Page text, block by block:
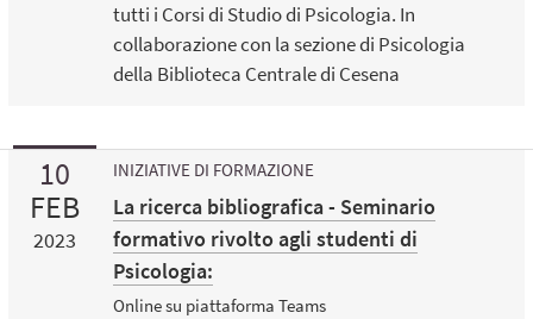
tutti i Corsi di Studio di Psicologia. In
collaborazione con la sezione di Psicologia
della Biblioteca Centrale di Cesena
10
FEB
2023
INIZIATIVE DI FORMAZIONE
La ricerca bibliografica - Seminario
formativo rivolto agli studenti di
Psicologia:
Online su piattaforma Teams